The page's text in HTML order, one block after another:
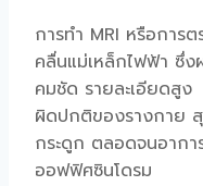
การทำ MRI หรือการ
คลื่นแม่เหล็กไฟฟ้า ซึ่
คมชัด รายละเอียดสูง
ผิดปกติของรางกาย สุ
กระดูก ตลอดจนอากา
ออฟฟิศซินโดรม